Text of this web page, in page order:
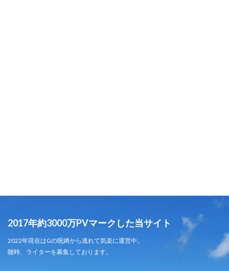
2017年約3000万PVマークした当サイト
2022年現在はGの呪縛から逃れて気楽に運営中。
随時、ライターを募集しております。